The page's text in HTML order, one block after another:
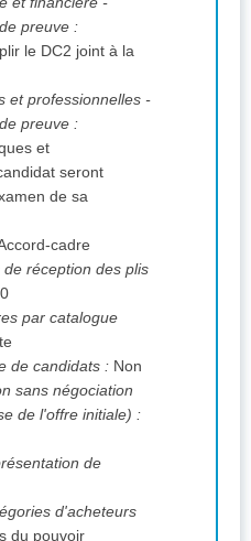
preuve :
le DC2 joint à la
et professionnelles -
preuve :
et
seront
de sa
cadre
réception des plis
par catalogue
de candidats : Non
sans négociation
(Attribution sur la base de l'offre initiale) :
de
d'acheteurs
du pouvoir